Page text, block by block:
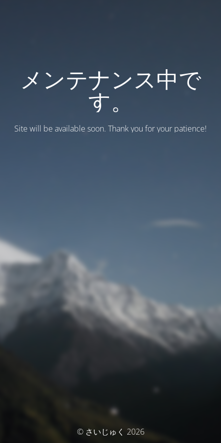
メンテナンス中で
す。
Site will be available soon. Thank you for your patience!
© さいじゅく 2026